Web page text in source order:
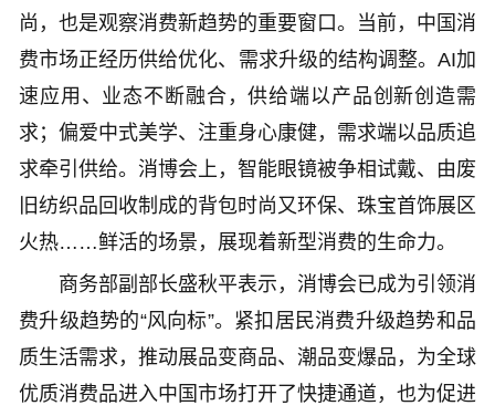
尚，也是观察消费新趋势的重要窗口。当前，中国消
费市场正经历供给优化、需求升级的结构调整。AI加
速应用、业态不断融合，供给端以产品创新创造需
求；偏爱中式美学、注重身心康健，需求端以品质追
求牵引供给。消博会上，智能眼镜被争相试戴、由废
旧纺织品回收制成的背包时尚又环保、珠宝首饰展区
火热……鲜活的场景，展现着新型消费的生命力。
商务部副部长盛秋平表示，消博会已成为引领消
费升级趋势的“风向标”。紧扣居民消费升级趋势和品
质生活需求，推动展品变商品、潮品变爆品，为全球
优质消费品进入中国市场打开了快捷通道，也为促进